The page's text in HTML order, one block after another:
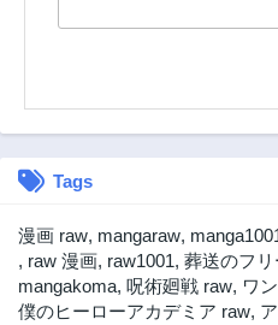
2年前
第232話
第230話
2年前
第228話
Tags
漫画 raw, mangaraw,
, raw 漫画, raw1001, 葬送のフ
mangakoma, 呪術廻戦 raw, ワ
僕のヒーローアカデミア raw,